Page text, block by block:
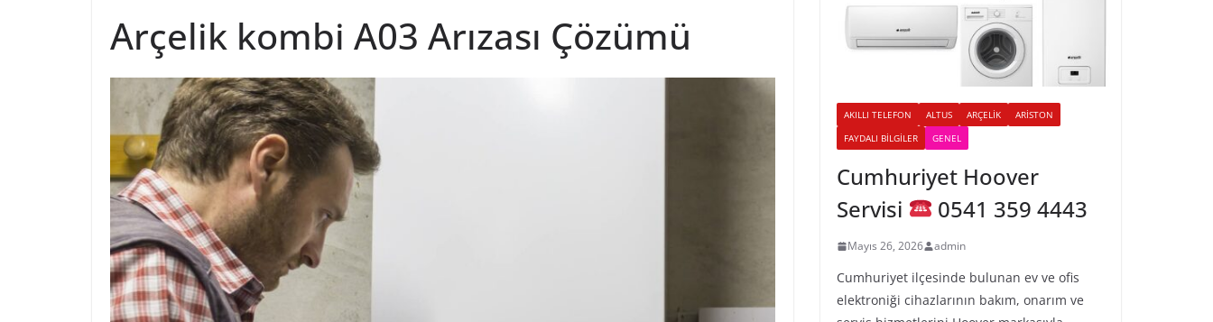
Arçelik kombi A03 Arızası Çözümü
AKILLI TELEFON ALTUS ARÇELIK
ARISTON
FAYDALI BILGILER
GENEL
Cumhuriyet Hoover
Servisi
0541 359 4443
Mayıs 26, 2026 admin
Cumhuriyet ilçesinde bulunan ev ve ofis
elektroniği cihazlarının bakım, onarım ve